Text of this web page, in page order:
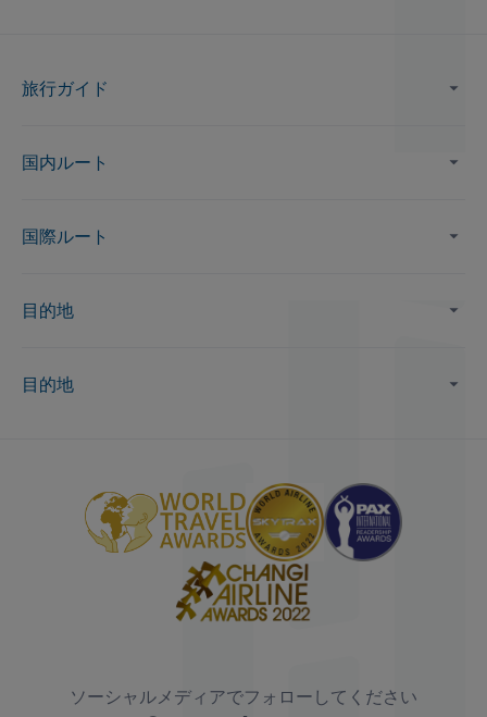
旅行ガイド
国内ルート
国際ルート
目的地
目的地
ソーシャルメディアでフォローしてください